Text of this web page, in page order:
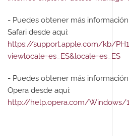
- Puedes obtener más
Safari desde aquí:
https://support.apple.com/kb/
viewlocale=es_ES&locale=es_ES
- Puedes obtener más
Opera desde aquí:
http://help.opera.com/Windows/